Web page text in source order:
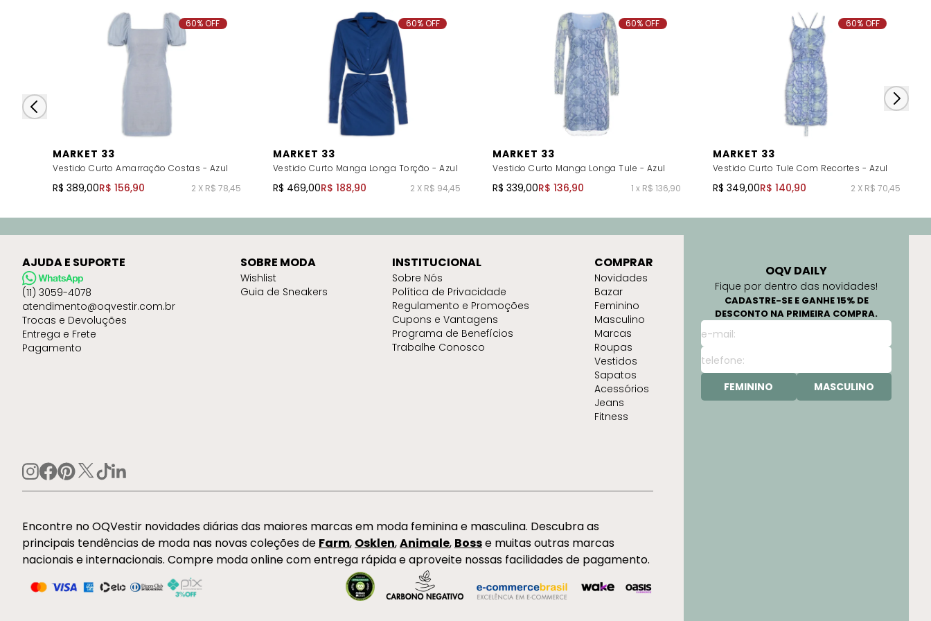
MARKET 33
Vestido Curto Amarração Costas - Azul
R$ 389,00R$ 156,90 2 X R$ 78,45
60% OFF
MARKET 33
Vestido Curto Manga Longa Torção - Azul
R$ 469,00R$ 188,90 2 X R$ 94,45
60% OFF
MARKET 33
Vestido Curto Manga Longa Tule - Azul
R$ 339,00R$ 136,90 1 x R$ 136,90
60% OFF
MARKET 33
Vestido Curto Tule Com Recortes - Azul
R$ 349,00R$ 140,90 2 X R$ 70,45
60% OFF
OQV DAILY
Fique por dentro das novidades!
CADASTRE-SE E GANHE 15% DE
DESCONTO NA PRIMEIRA COMPRA.
FEMININO MASCULINO
AJUDA E SUPORTE
(11) 3059-4078
atendimento@oqvestir.com.br
Trocas e Devoluções
Entrega e Frete
Pagamento
SOBRE MODA
Wishlist
Guia de Sneakers
INSTITUCIONAL
Sobre Nós
Política de Privacidade
Regulamento e Promoções
Cupons e Vantagens
Programa de Benefícios
Trabalhe Conosco
COMPRAR
Novidades
Bazar
Feminino
Masculino
Marcas
Roupas
Vestidos
Sapatos
Acessórios
Jeans
Fitness
Encontre no OQVestir novidades diárias das maiores marcas em moda feminina e masculina. Descubra as
principais tendências de moda nas novas coleções de Farm, Osklen,Animale, Bosse muitas outras marcas
nacionais e internacionais. Compre moda online com entrega rápida e aproveite nossas facilidades de pagamento.